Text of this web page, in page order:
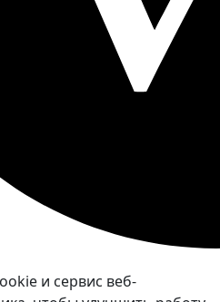
и сервис веб-